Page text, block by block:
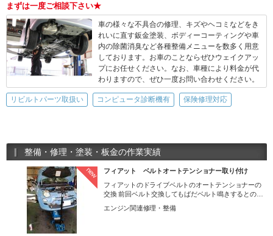
まずは一度ご相談下さい★
車の様々な不具合の修理、キズやヘコミなどをき
れいに直す鈑金塗装、ボディーコーティングや車
内の除菌消臭など各種整備メニューを数多く用意
しております。お車のことならぜひウェイクアッ
プにお任せください。なお、車種により料金が代
わりますので、ぜひ一度お問い合わせください。
リビルトパーツ取扱い コンピュータ診断機有 保険修理対応
整備・修理・塗装・板金の作業実績
new
フィアット ベルトオートテンショナー取り付け
フィアットのドライブベルトのオートテンショナーの
交換 前回ベルト交換してもばだベルト鳴きするとの事
エンジンを半分降ろしての作業
エンジン関連修理・整備